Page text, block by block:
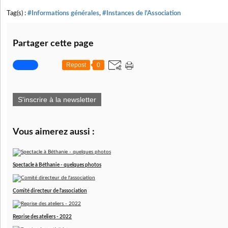
Tag(s) : #Informations générales, #Instances de l'Association
Partager cette page
Repost 0
S'inscrire à la newsletter
Vous aimerez aussi :
Spectacle à Béthanie - quelques photos
Comité directeur de l'association
Reprise des ateliers - 2022